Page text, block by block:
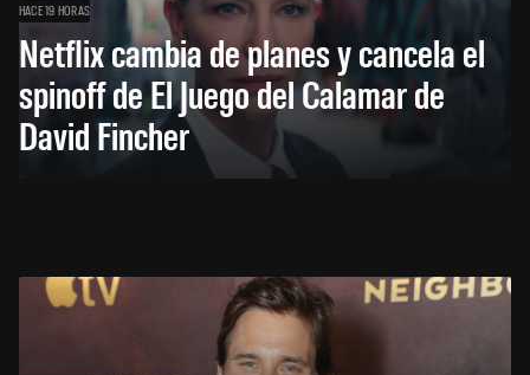
HACE 19 HORAS
Netflix cambia de planes y cancela el
spinoff de El Juego del Calamar de
David Fincher